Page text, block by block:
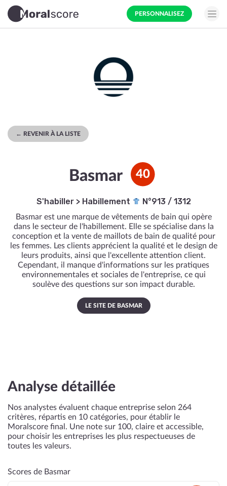
PERSONNALISEZ
← REVENIR À LA LISTE
Basmar 40
S'habiller> Habillement N°913 / 1312
Basmar est une marque de vêtements de bain qui opère
dans le secteur de l'habillement. Elle se spécialise dans la
conception et la vente de maillots de bain de qualité pour
les femmes. Les clients apprécient la qualité et le design de
leurs produits, ainsi que l'excellente attention client.
Cependant, il manque d'informations sur les pratiques
environnementales et sociales de l'entreprise, ce qui
soulève des questions sur son impact durable.
LE SITE DE BASMAR
Analyse détaillée
Nos analystes évaluent chaque entreprise selon 264
critères, répartis en 10 catégories, pour établir le
Moralscore final. Une note sur 100, claire et accessible,
pour choisir les entreprises les plus respectueuses de
toutes les valeurs.
Scores de Basmar